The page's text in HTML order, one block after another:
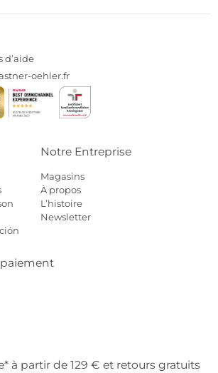
d’aide
oehler.fr
Notre Entreprise
Magasins
À propos
L’histoire
Newsletter
à partir de 129 € et retours gratuits